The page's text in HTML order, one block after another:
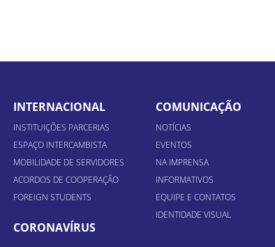
INTERNACIONAL
INSTITUIÇÕES PARCERIAS
ESPAÇO INTERCAMBISTA
MOBILIDADE DE SERVIDORES
ACORDOS DE COOPERAÇÃO
FOREIGN STUDENTS
CORONAVÍRUS
COMUNICAÇÃO
NOTÍCIAS
EVENTOS
NA IMPRENSA
INFORMATIVOS
EQUIPE E CONTATOS
IDENTIDADE VISUAL